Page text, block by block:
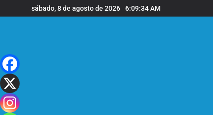
al
sábado, 8 de agosto de 2026 6:09:35 AM